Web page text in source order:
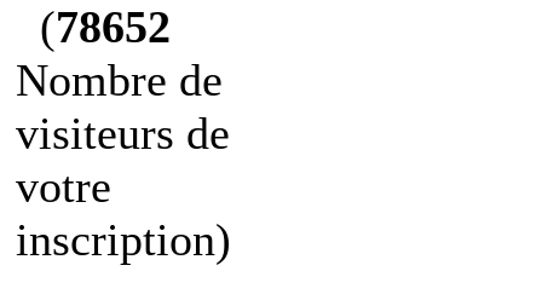
(78652
Nombre de
visiteurs de
votre
inscription)